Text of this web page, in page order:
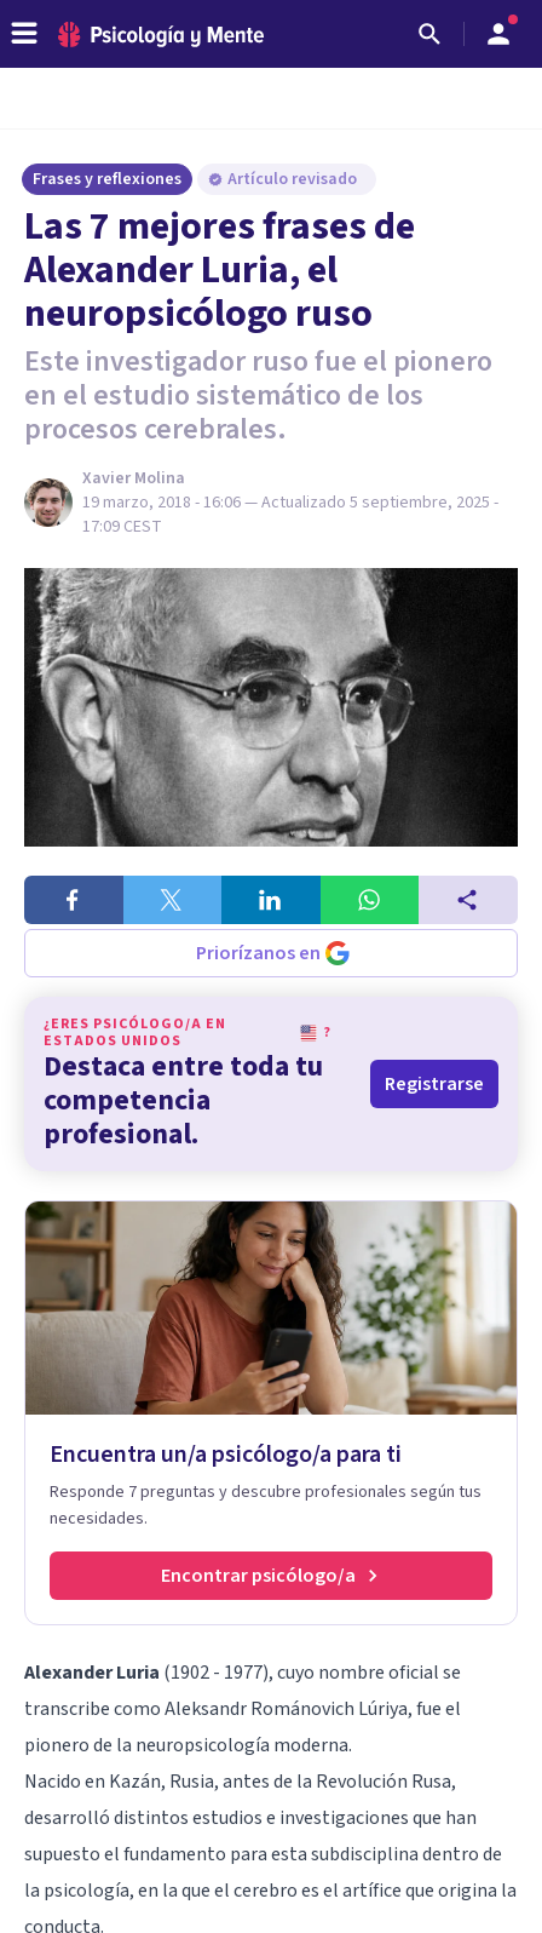
Frases y reflexiones Artículo revisado
Las 7 mejores frases de
Alexander Luria, el
neuropsicólogo ruso
Este investigador ruso fue el pionero
en el estudio sistemático de los
procesos cerebrales.
Xavier Molina
19 marzo, 2018 - 16:06— Actualizado 5 septiembre, 2025 -
17:09 CEST
Priorízanos en
¿ERES PSICÓLOGO/A EN
ESTADOS UNIDOS
?
Destaca entre toda tu
competencia
profesional.
Registrarse
Encuentra un/a psicólogo/a para ti
Responde 7 preguntas y descubre profesionales según tus
necesidades.
Encontrar psicólogo/a
Alexander Luria (1902 - 1977), cuyo nombre oficial se
transcribe como Aleksandr Románovich Lúriya, fue el
pionero de la neuropsicología moderna.
Nacido en Kazán, Rusia, antes de la Revolución Rusa,
desarrolló distintos estudios e investigaciones que han
supuesto el fundamento para esta subdisciplina dentro de
la psicología, en la que elcerebroes el artífice que origina la
conducta.